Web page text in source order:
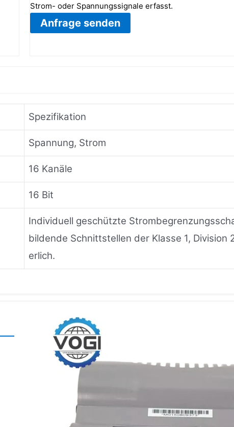
Strom- oder Spannungssignale erfasst.
Anfrage senden
Spezifikation
Spannung, Strom
16 Kanäle
16 Bit
Individuell geschützte
bildende Schnittstellen der Klasse 1, Division
erlich.